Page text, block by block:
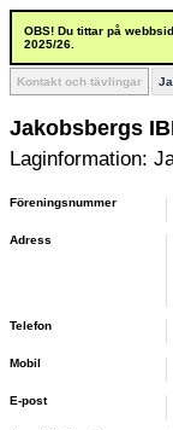
OBS! Du tittar på
2025/26.
Kontakt och tävlingar
Jakobsbergs
Laginformation:
Föreningsnummer
Adress
Telefon
Mobil
E-post